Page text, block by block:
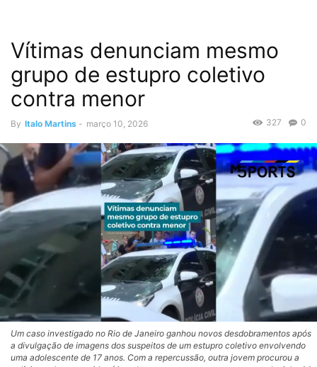
Vítimas denunciam mesmo
grupo de estupro coletivo
contra menor
By Italo Martins - março 10, 2026 0
327
Um caso investigado no Rio de Janeiro ganhou novos desdobramentos após
a divulgação de imagens dos suspeitos de um estupro coletivo envolvendo
uma adolescente de 17 anos. Com a repercussão, outra jovem procurou a